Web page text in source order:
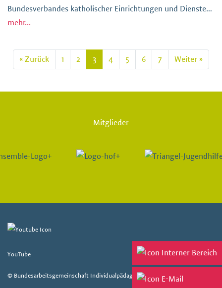
Bundesverbandes katholischer Einrichtungen und Dienste
der Erziehungshilfen (BVkE) die Wirksamkeit von
als PDF herunterladen (148,94 KB)
mehr...
« Zurück 1 2 3 4 5 6 7 Weiter »
Mitglieder
YouTube
© Bundesarbeitsgemeinschaft Individualpädagogik e. V. 2026